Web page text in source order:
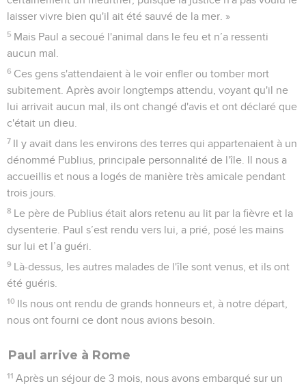
laisser vivre bien qu'il ait été sauvé de la mer. »
5 Mais Paul a secoué l'animal dans le feu et n’a ressenti
aucun mal.
6 Ces gens s'attendaient à le voir enfler ou tomber mort
subitement. Après avoir longtemps attendu, voyant qu'il ne
lui arrivait aucun mal, ils ont changé d'avis et ont déclaré que
c'était un dieu.
7 Il y avait dans les environs des terres qui appartenaient à un
dénommé Publius, principale personnalité de l'île. Il nous a
accueillis et nous a logés de manière très amicale pendant
trois jours.
8 Le père de Publius était alors retenu au lit par la fièvre et la
dysenterie. Paul s’est rendu vers lui, a prié, posé les mains
sur lui et l’a guéri.
9 Là-dessus, les autres malades de l'île sont venus, et ils ont
été guéris.
10 Ils nous ont rendu de grands honneurs et, à notre départ,
nous ont fourni ce dont nous avions besoin.
Paul arrive à Rome
11 Après un séjour de 3 mois, nous avons embarqué sur un